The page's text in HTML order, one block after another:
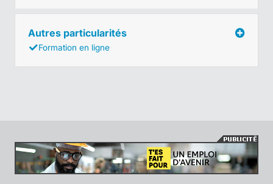
Autres particularités
Formation en ligne